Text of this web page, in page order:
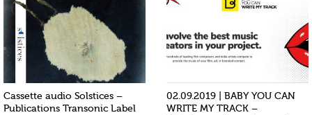
Cassette audio Solstices –
Publications Transonic Label
02.09.2019 | BABY YOU CAN
WRITE MY TRACK –